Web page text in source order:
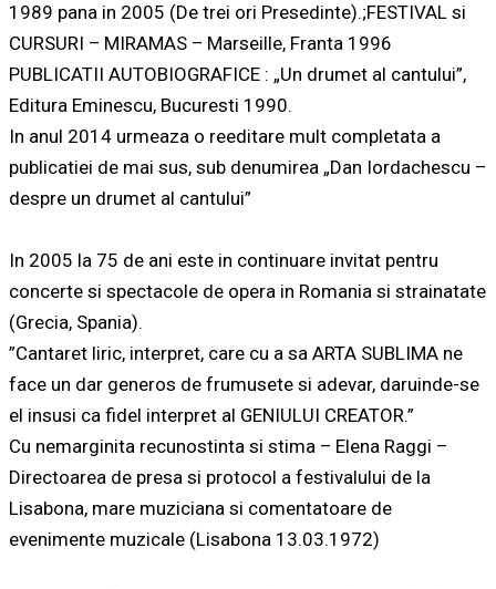
1989 pana in 2005 (De trei ori Presedinte).;FESTIVAL si
CURSURI – MIRAMAS – Marseille, Franta 1996
PUBLICATII AUTOBIOGRAFICE : „Un drumet al cantului”,
Editura Eminescu, Bucuresti 1990.
In anul 2014 urmeaza o reeditare mult completata a
publicatiei de mai sus, sub denumirea „Dan Iordachescu –
despre un drumet al cantului”
In 2005 la 75 de ani este in continuare invitat pentru
concerte si spectacole de opera in Romania si strainatate
(Grecia, Spania).
”Cantaret liric, interpret, care cu a sa ARTA SUBLIMA ne
face un dar generos de frumusete si adevar, daruinde-se
el insusi ca fidel interpret al GENIULUI CREATOR.”
Cu nemarginita recunostinta si stima – Elena Raggi –
Directoarea de presa si protocol a festivalului de la
Lisabona, mare muziciana si comentatoare de
evenimente muzicale (Lisabona 13.03.1972)